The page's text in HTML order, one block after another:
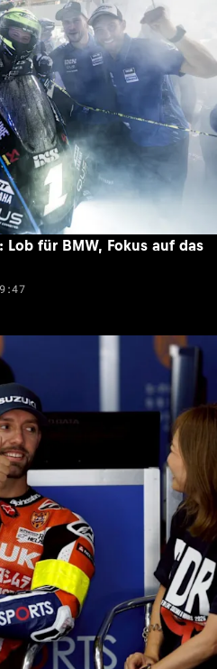
Lob für BMW, Fokus auf das